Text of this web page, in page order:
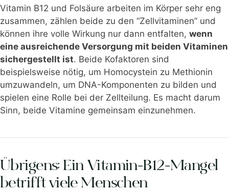
Vitamin B12 und Folsäure arbeiten im Körper sehr eng
zusammen, zählen beide zu den “Zellvitaminen” und
können ihre volle Wirkung nur dann entfalten, wenn
eine ausreichende Versorgung mit beiden Vitaminen
sichergestellt ist. Beide Kofaktoren sind
beispielsweise nötig, um Homocystein zu Methionin
umzuwandeln, um DNA-Komponenten zu bilden und
spielen eine Rolle bei der Zellteilung. Es macht darum
Sinn, beide Vitamine gemeinsam einzunehmen.
Übrigens: Ein Vitamin-B12-Mangel
betrifft viele Menschen